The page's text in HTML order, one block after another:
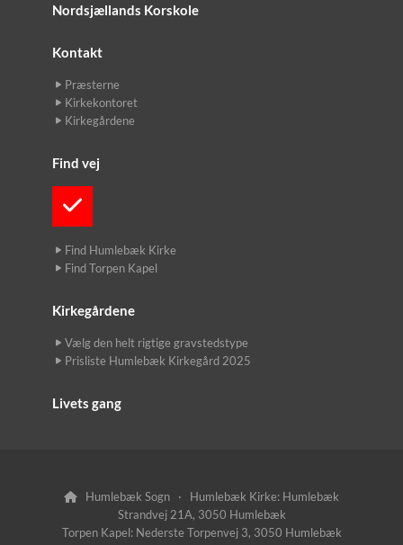
Nordsjællands Korskole
Kontakt
Præsterne
Kirkekontoret
Kirkegårdene
Find vej
Find Humlebæk Kirke
Find Torpen Kapel
Kirkegårdene
Vælg den helt rigtige gravstedstype
Prisliste Humlebæk Kirkegård 2025
Livets gang

Humlebæk Sogn · Humlebæk Kirke: Humlebæk
Strandvej 21A, 3050 Humlebæk
Torpen Kapel: Nederste Torpenvej 3, 3050 Humlebæk